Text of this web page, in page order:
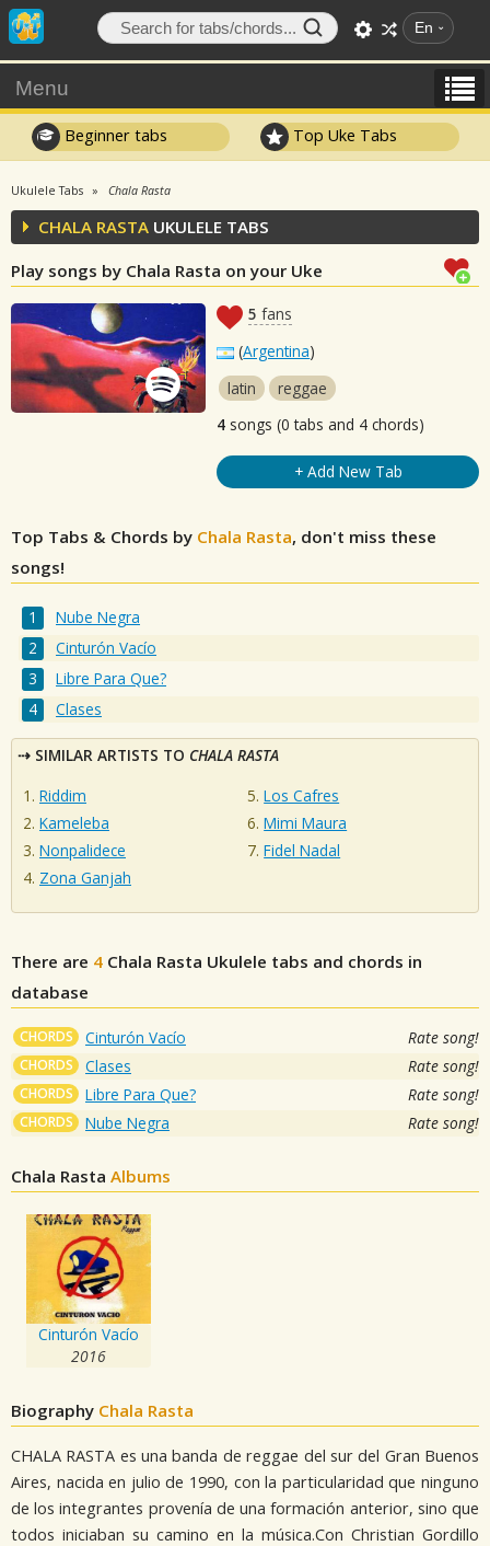
En
Menu
Beginner tabs Top Uke Tabs
Ukulele Tabs Chala Rasta
CHALA RASTA UKULELE TABS
Play songs by Chala Rasta on your Uke
5 fans
(Argentina)
latin
reggae
4 songs (0 tabs and 4 chords)
+ Add New Tab
Top Tabs & Chords by Chala Rasta, don't miss these
songs!
Nube Negra
Cinturón Vacío
Libre Para Que?
Clases
SIMILAR ARTISTS TO CHALA RASTA
Riddim
Kameleba
Nonpalidece
Zona Ganjah
Los Cafres
Mimi Maura
Fidel Nadal
There are 4 Chala Rasta Ukulele tabs and chords in
database
CHORDS Cinturón Vacío Rate song!
CHORDS Clases Rate song!
CHORDS Libre Para Que? Rate song!
CHORDS Nube Negra Rate song!
Chala Rasta Albums
Cinturón Vacío
2016
Biography Chala Rasta
CHALA RASTA es una banda de reggae del sur del Gran Buenos
Aires, nacida en julio de 1990, con la particularidad que ninguno
de los integrantes provenía de una formación anterior, sino que
todos iniciaban su camino en la música.Con Christian Gordillo